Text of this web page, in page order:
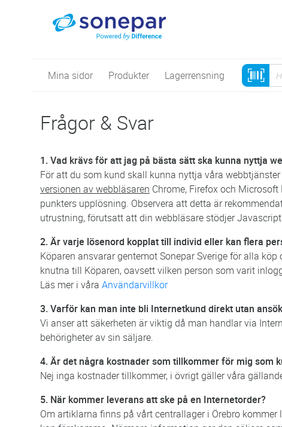
Mina sidor Produkter Lagerrensning
Frågor & Svar
1. Vad krävs för att jag på bästa sätt ska kunna nyttja
För att du som kund skall kunna nyttja våra
versionen av webbläsaren Chrome, Firefox och
punkters upplösning. Observera att detta är
utrustning, förutsatt att din webbläsare stödjer
2. Är varje lösenord kopplat till individ eller kan flera
Köparen ansvarar gentemot Sonepar Sverige för alla
knutna till Köparen, oavsett vilken person som varit
Läs mer i våra Användarvillkor
3. Varför kan man inte bli Internetkund direkt utan
Vi anser att säkerheten är viktig då man handlar via
behörigheter av sin säljare.
4. Är det några kostnader som tillkommer för mig som
Nej inga kostnader tillkommer, i övrigt gäller våra
5. När kommer leverans att ske på en Internetorder?
Om artiklarna finns på vårt centrallager i Örebro